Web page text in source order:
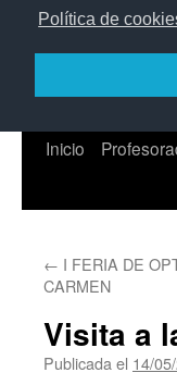
Política de
Saltar
Inicio
← I FERIA DE
CARMEN
Visita a
Publicada el 14/